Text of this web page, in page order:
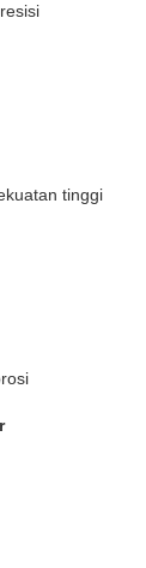
tinggi